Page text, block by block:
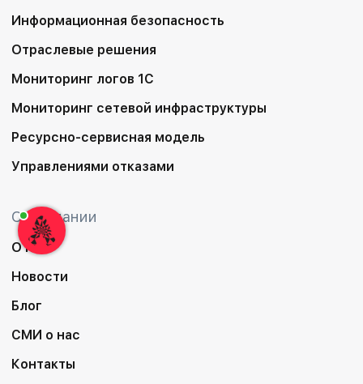
Информационная безопасность
Отраслевые решения
Мониторинг логов 1С
Мониторинг сетевой инфраструктуры
Ресурсно-сервисная модель
Управлениями отказами
О компании
О нас
Новости
Блог
СМИ о нас
Контакты